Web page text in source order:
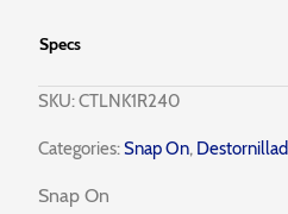
Specs
SKU:CTLNK1R240
Categories:Snap On,
Snap On